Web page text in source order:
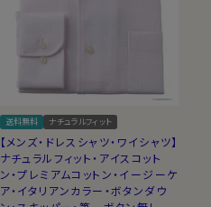
送料無料 ナチュラルフィット
【メンズ・ドレスシャツ・ワイシャツ】
ナチュラルフィット・アイスコット
ン・プレミアムコットン・イージーケ
ア・イタリアンカラー・ボタンダウ